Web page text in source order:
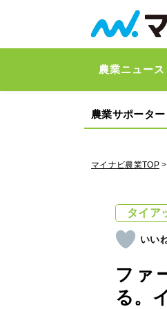
農業ニュース
農業サポーター
マイナビ農業TOP>
タイア
ファ
る。